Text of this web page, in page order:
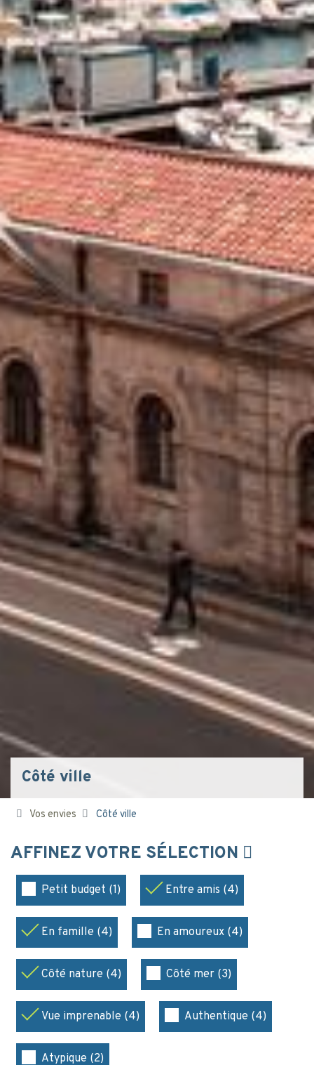
Côté ville
Vos envies Côté ville
AFFINEZ VOTRE SÉLECTION
Petit budget (1) Entre amis (4)
En famille (4) En amoureux (4)
Côté nature (4) Côté mer (3)
Vue imprenable (4) Authentique (4)
Atypique (2)